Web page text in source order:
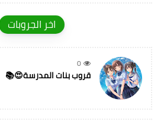
اخر الجروبات
0
قروب بنات المدرسة😍📚